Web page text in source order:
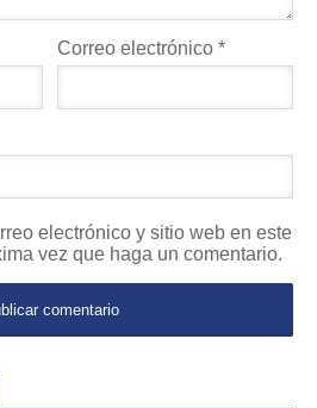
Correo electrónico*
electrónico y sitio web en este
vez que haga un comentario.